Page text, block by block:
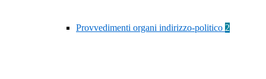
Provvedimenti organi indirizzo-politico 2